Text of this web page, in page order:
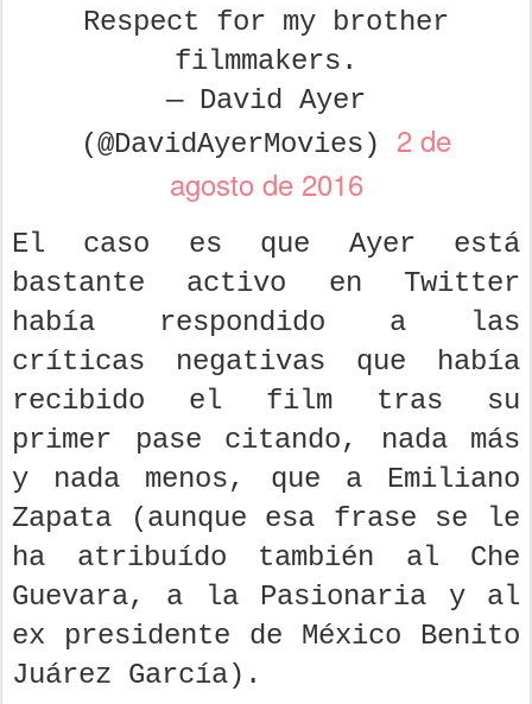
Respect for my brother
filmmakers.
— David Ayer
(@DavidAyerMovies) 2 de
agosto de 2016
El caso es que Ayer está
bastante activo en Twitter
había respondido a las
críticas negativas que había
recibido el film tras su
primer pase citando, nada más
y nada menos, que a Emiliano
Zapata (aunque esa frase se le
ha atribuído también al Che
Guevara, a la Pasionaria y al
ex presidente de México Benito
Juárez García).